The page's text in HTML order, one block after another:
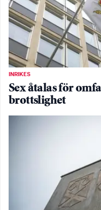
INRIKES
Sex åtalas för
brottslighet